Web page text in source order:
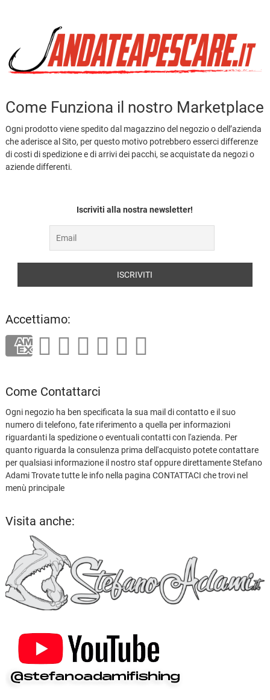
Come Funziona il nostro Marketplace
Ogni prodotto viene spedito dal magazzino del negozio o dell’azienda
che aderisce al Sito, per questo motivo potrebbero esserci differenze
di costi di spedizione e di arrivi dei pacchi, se acquistate da negozi o
aziende differenti.
Iscriviti alla nostra newsletter!
Accettiamo:
Come Contattarci
Ogni negozio ha ben specificata la sua mail di contatto e il suo
numero di telefono, fate riferimento a quella per informazioni
riguardanti la spedizione o eventuali contatti con l'azienda. Per
quanto riguarda la consulenza prima dell'acquisto potete contattare
per qualsiasi informazione il nostro staf oppure direttamente Stefano
Adami Trovate tutte le info nella pagina CONTATTACI che trovi nel
menù principale
Visita anche: